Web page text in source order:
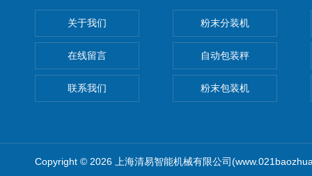
关于我们
在线留言
联系我们
粉末分装机
自动包装秤
粉末包装机
Copyright © 2026 上海清易智能机械有限公司